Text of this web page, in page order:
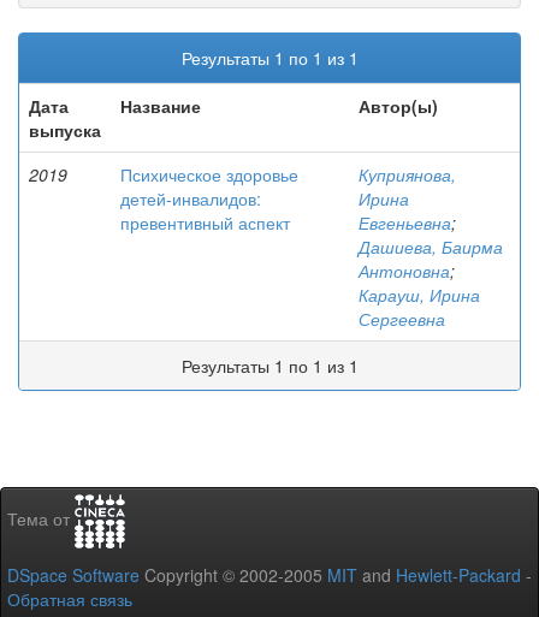
Результаты 1 по 1 из 1
Дата
выпуска
Название Автор(ы)
2019
Психическое здоровье
детей-инвалидов:
превентивный аспект
Куприянова,
Ирина
Евгеньевна;
Дашиева, Баирма
Антоновна;
Карауш, Ирина
Сергеевна
Результаты 1 по 1 из 1
Тема от
DSpace Software Copyright © 2002-2005 MIT and Hewlett-Packard -
Обратная связь